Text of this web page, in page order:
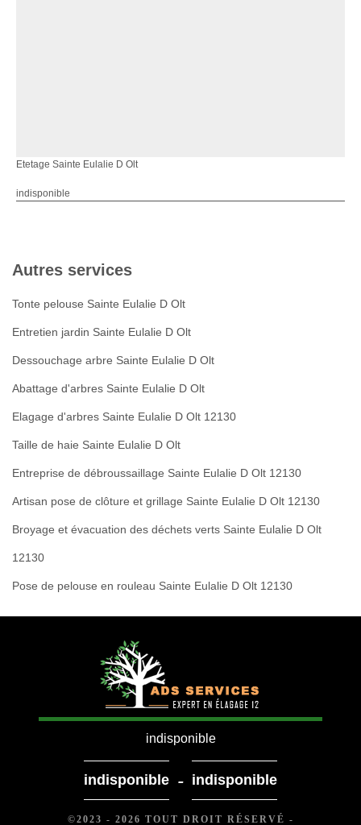
Etetage Sainte Eulalie D Olt
indisponible
Autres services
Tonte pelouse Sainte Eulalie D Olt
Entretien jardin Sainte Eulalie D Olt
Dessouchage arbre Sainte Eulalie D Olt
Abattage d'arbres Sainte Eulalie D Olt
Elagage d'arbres Sainte Eulalie D Olt 12130
Taille de haie Sainte Eulalie D Olt
Entreprise de débroussaillage Sainte Eulalie D Olt 12130
Artisan pose de clôture et grillage Sainte Eulalie D Olt 12130
Broyage et évacuation des déchets verts Sainte Eulalie D Olt
12130
Pose de pelouse en rouleau Sainte Eulalie D Olt 12130
indisponible
indisponible - indisponible
©2023 - 2026 TOUT DROIT RÉSERVÉ -